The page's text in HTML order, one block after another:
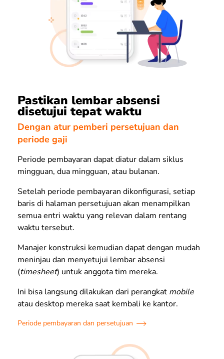
Pastikan lembar absensi
disetujui tepat waktu
Dengan atur pemberi persetujuan dan
periode gaji
Periode pembayaran dapat diatur dalam siklus
mingguan, dua mingguan, atau bulanan.
Setelah periode pembayaran dikonfigurasi, setiap
baris di halaman persetujuan akan menampilkan
semua entri waktu yang relevan dalam rentang
waktu tersebut.
Manajer konstruksi kemudian dapat dengan mudah
meninjau dan menyetujui lembar absensi
(timesheet) untuk anggota tim mereka.
Ini bisa langsung dilakukan dari perangkat mobile
atau desktop mereka saat kembali ke kantor.
Periode pembayaran dan persetujuan